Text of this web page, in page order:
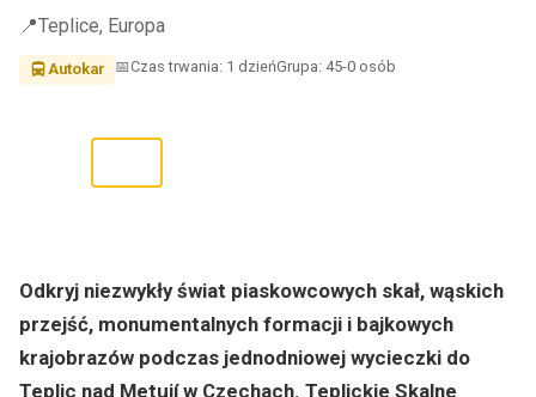
Teplice, Europa
Autokar Czas trwania: 1 dzieńGrupa: 45-0 osób
Odkryj niezwykły świat piaskowcowych skał, wąskich
przejść, monumentalnych formacji i bajkowych
krajobrazów podczas jednodniowej wycieczki do
Teplic nad Metují w Czechach. Teplickie Skalne